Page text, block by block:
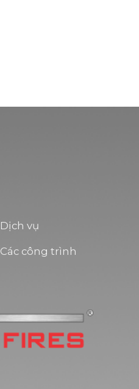
Dịch vụ
Các công trình